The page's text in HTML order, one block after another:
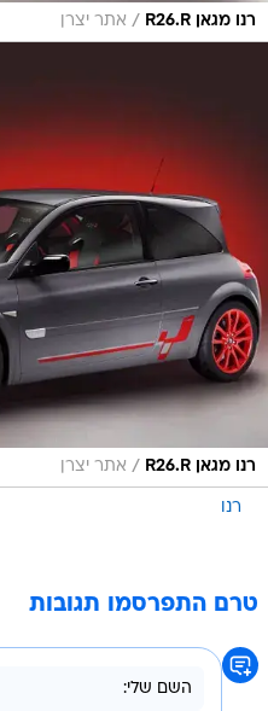
רנו מגאן R26.R / אתר יצרן
רנו מגאן R26.R / אתר יצרן
רנו
טרם התפרסמו תגובות